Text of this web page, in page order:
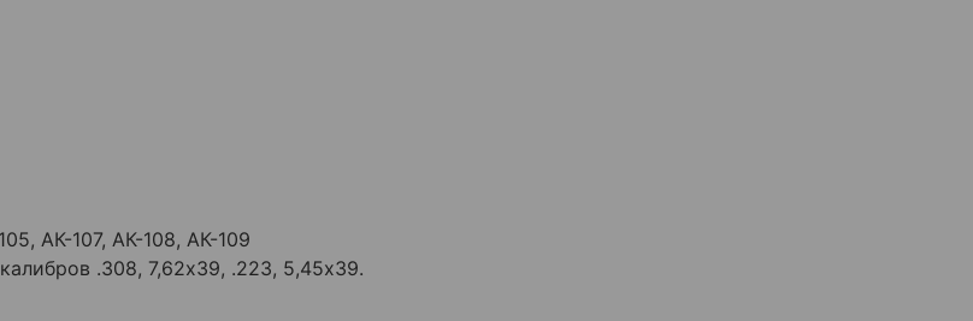
АК-107, АК-108, АК-109
.308, 7,62х39, .223, 5,45х39.